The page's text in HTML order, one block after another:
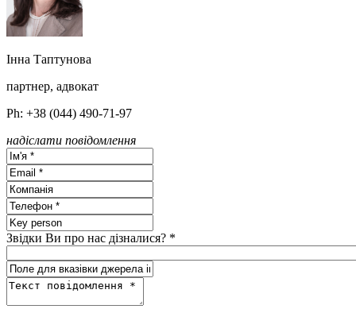
Інна Таптунова
партнер, адвокат
Ph: +38 (044) 490-71-97
надіслати повідомлення
Звідки Ви про нас дізналися? *